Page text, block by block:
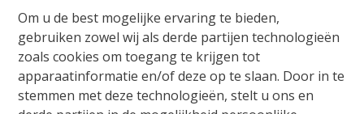
Om u de best mogelijke ervaring te bieden,
gebruiken zowel wij als derde partijen technologieën
zoals cookies om toegang te krijgen tot
apparaatinformatie en/of deze op te slaan. Door in te
stemmen met deze technologieën, stelt u ons en
biedt plaats voor comfortabel dineren en kijkt uit op
grote ramen die veel licht naar binnen laten. Tevens is
er ook een apart gasten toilet en berging. Een extra
voordeel van dit appartement is de beschikking over
een ondergrondse garage en kelder berging,